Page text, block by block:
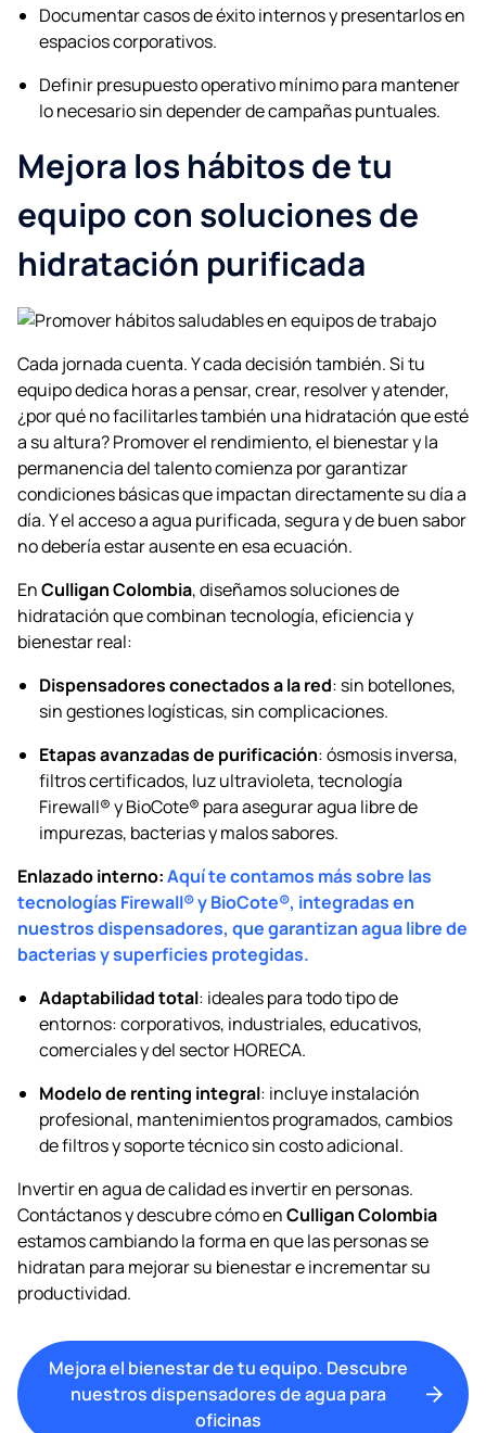
Documentar casos de éxito internos y presentarlos en
espacios corporativos.
Definir presupuesto operativo mínimo para mantener
lo necesario sin depender de campañas puntuales.
Mejora los hábitos de tu
equipo con soluciones de
hidratación purificada
Cada jornada cuenta. Y cada decisión también. Si tu
equipo dedica horas a pensar, crear, resolver y atender,
¿por qué no facilitarles también una hidratación que esté
a su altura? Promover el rendimiento, el bienestar y la
permanencia del talento comienza por garantizar
condiciones básicas que impactan directamente su día a
día. Y el acceso a agua purificada, segura y de buen sabor
no debería estar ausente en esa ecuación.
EnCulligan Colombia, diseñamos soluciones de
hidratación que combinan tecnología, eficiencia y
bienestar real:
Dispensadores conectados a la red: sin botellones,
sin gestiones logísticas, sin complicaciones.
Etapas avanzadas de purificación: ósmosis inversa,
filtros certificados, luz ultravioleta, tecnología
Firewall® y BioCote® para asegurar agua libre de
impurezas, bacterias y malos sabores.
Enlazado interno:Aquí te contamos más sobre las
tecnologías Firewall® y BioCote®, integradas en
nuestros dispensadores, que garantizan agua libre de
bacterias y superficies protegidas.
Adaptabilidad total: ideales para todo tipo de
entornos: corporativos, industriales, educativos,
comerciales y del sector HORECA.
Modelo de renting integral: incluye instalación
profesional, mantenimientos programados, cambios
de filtros y soporte técnico sin costo adicional.
Invertir en agua de calidad es invertir en personas.
Contáctanos y descubre cómo enCulligan Colombia
estamos cambiando la forma en que las personas se
hidratan para mejorar su bienestar e incrementar su
productividad.
Mejora el bienestar de tu equipo. Descubre
nuestros dispensadores de agua para
oficinas